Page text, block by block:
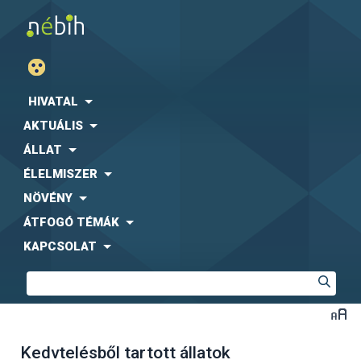
HIVATAL
AKTUÁLIS
ÁLLAT
ÉLELMISZER
NÖVÉNY
ÁTFOGÓ TÉMÁK
KAPCSOLAT
Kedvtelésből tartott állatok